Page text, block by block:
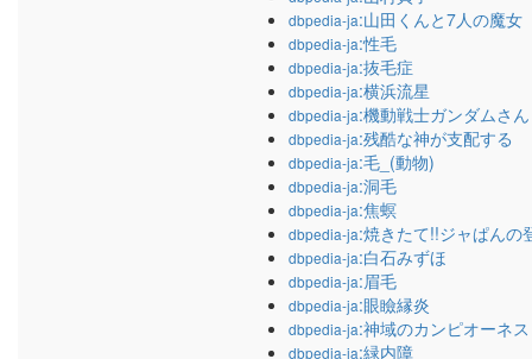
dbpedia-ja:山田くんと7人の魔女
dbpedia-ja:性毛
dbpedia-ja:抜毛症
dbpedia-ja:横浜流星
dbpedia-ja:機動戦士ガンダムさん
dbpedia-ja:残酷な神が支配する
dbpedia-ja:毛_(動物)
dbpedia-ja:洞毛
dbpedia-ja:焦螟
dbpedia-ja:焼きたて!!ジャぱんの
dbpedia-ja:白石みずほ
dbpedia-ja:眉毛
dbpedia-ja:眼瞼縁炎
dbpedia-ja:神域のカンピオーネス
dbpedia-ja:緑内障